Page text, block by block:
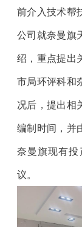
前介入技术帮
公司就奈曼旗
绍，重点提出
市局环评科和
况后，提出相
编制时间，并
奈曼旗现有投
议。